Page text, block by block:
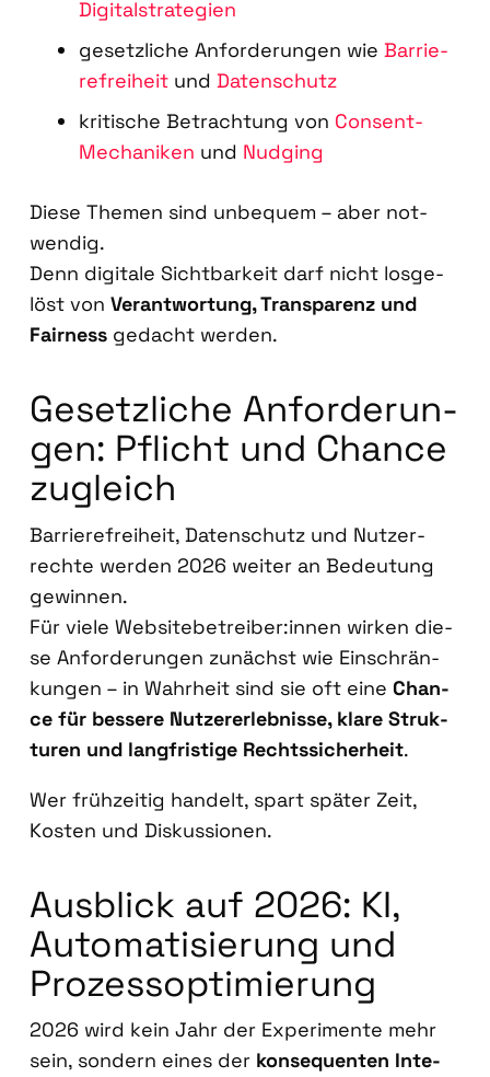
Digi­tal­stra­te­gien
gesetz­li­che Anfor­de­run­gen wie Bar­rie­
re­frei­heit und Daten­schutz
kri­ti­sche Betrach­tung von Con­sent-
Mecha­ni­ken und Nud­ging
Die­se The­men sind unbe­quem – aber not­
wen­dig.
Denn digi­ta­le Sicht­bar­keit darf nicht los­ge­
löst von Ver­ant­wor­tung, Trans­pa­renz und
Fair­ness gedacht wer­den.
Gesetz­li­che Anfor­de­run­
gen: Pflicht und Chan­ce
zugleich
Bar­rie­re­frei­heit, Daten­schutz und Nut­zer­
rech­te wer­den 2026 wei­ter an Bedeu­tung
gewin­nen.
Für vie­le Websitebetreiber:innen wir­ken die­
se Anfor­de­run­gen zunächst wie Ein­schrän­
kun­gen – in Wahr­heit sind sie oft eine Chan­
ce für bes­se­re Nut­zer­er­leb­nis­se, kla­re Struk­
tu­ren und lang­fris­ti­ge Rechts­si­cher­heit.
Wer früh­zei­tig han­delt, spart spä­ter Zeit,
Kos­ten und Dis­kus­sio­nen.
Aus­blick auf 2026: KI,
Auto­ma­ti­sie­rung und
Pro­zess­op­ti­mie­rung
2026 wird kein Jahr der Expe­ri­men­te mehr
sein, son­dern eines der kon­se­quen­ten Inte­